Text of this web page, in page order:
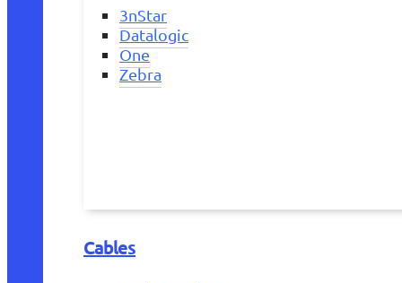
3nStar
Datalogic
One
Zebra
Cables